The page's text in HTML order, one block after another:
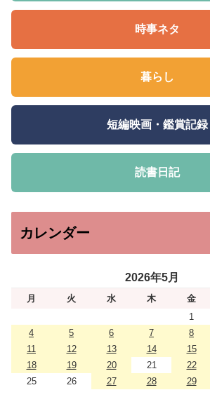
時事ネタ
暮らし
短編映画・鑑賞記録
読書日記
カレンダー
2026年5月
月 火 水 木 金
1
4
5 6 7 8
11
12 13 14 15
18
19 20 21 22
25
26 27 28 29